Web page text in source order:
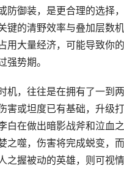
防御装，是更合理的选择
键的清野效率与叠加层数
用大量经济，可能导致你
强势期。
机，往往是在拥有了一到
害或坦度已有基础，升级
白在做出暗影战斧和泣血
之噬，伤害将完成蜕变，
之握被动的英雄，则可视